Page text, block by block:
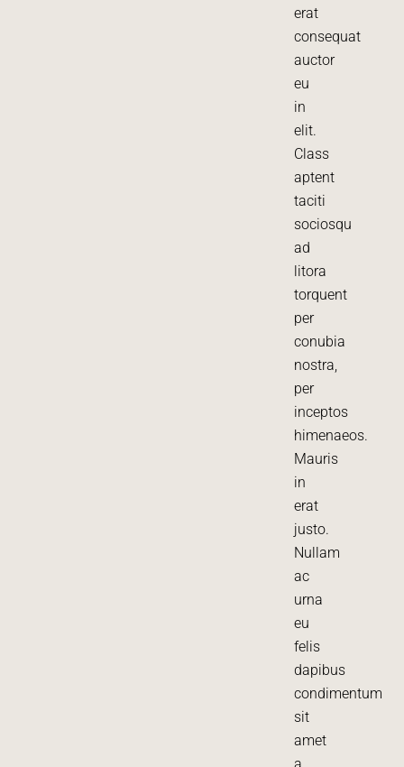
erat
consequat
auctor
eu
in
elit.
Class
aptent
taciti
sociosqu
ad
litora
torquent
per
conubia
nostra,
per
inceptos
himenaeos.
Mauris
in
erat
justo.
Nullam
ac
urna
eu
felis
dapibus
condimentum
sit
amet